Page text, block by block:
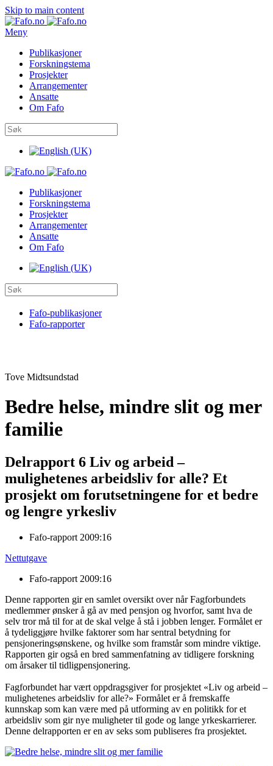
Skip to main content
Meny
Publikasjoner
Forskningstema
Prosjekter
Arrangementer
Ansatte
Om Fafo
Publikasjoner
Forskningstema
Prosjekter
Arrangementer
Ansatte
Om Fafo
Fafo-publikasjoner
Fafo-rapporter
Tove Midtsundstad
Bedre helse, mindre slit og mer
familie
Delrapport 6 Liv og arbeid –
mulighetenes arbeidsliv for alle? Et
prosjekt om forutsetningene for et bedre
og lengre yrkesliv
Fafo-rapport 2009:16
Nettutgave
Fafo-rapport 2009:16
Denne rapporten gir en samlet oversikt over når Fagforbundets
medlemmer ønsker å gå av med pensjon og hvorfor, samt hva de
selv tror må til for at de skal velge å stå i jobben lenger. Formålet er
å tydeliggjøre hvilke faktorer som har sentral betydning for
pensjoneringsønskene, og hvilke som framstår som mindre viktige.
Rapporten gir også en bred sammenfatning av tidligere forskning
om årsaker til tidligpensjonering.
Fagforbundet har vært oppdragsgiver for prosjektet «Liv og arbeid –
mulighetenes arbeidsliv for alle?» Formålet er å fremskaffe
kunnskap som kan være med på utforming av en politikk for et
arbeidsliv som gir nye muligheter til gode og lange yrkeskarrierer.
Denne delrapporten er en av seks som publiseres fra prosjektet.